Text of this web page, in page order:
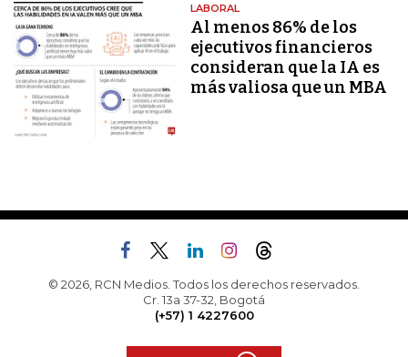
LABORAL
Al menos 86% de los
ejecutivos financieros
consideran que la IA es
más valiosa que un MBA
© 2026, RCN Medios. Todos los derechos reservados.
Cr. 13a 37-32, Bogotá
(+57) 1 4227600